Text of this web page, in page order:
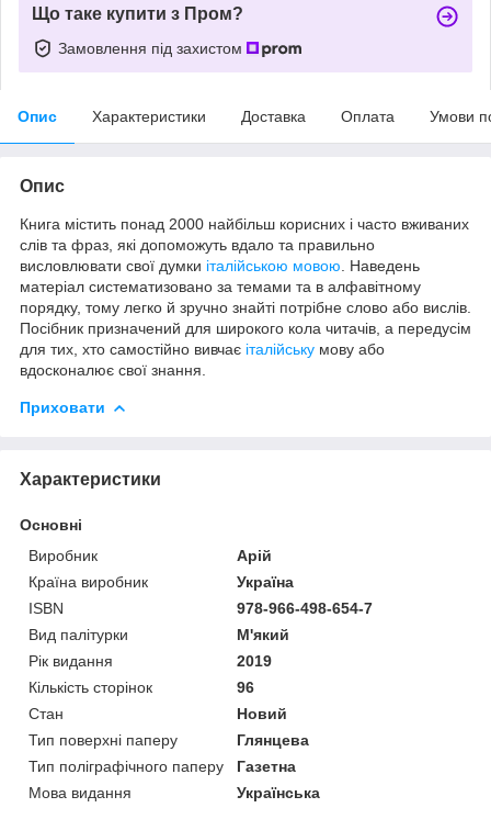
Що таке купити з Пром?
Замовлення під захистом
Опис Характеристики Доставка Оплата Умови
Опис
Книга містить понад 2000 найбільш корисних і часто вживаних
слів та фраз, які допоможуть вдало та правильно
висловлювати свої думки італійською мовою . Наведень
матеріал систематизовано за темами та в алфавітному
порядку, тому легко й зручно знайті потрібне слово або вислів.
Посібник призначений для широкого кола читачів, а передусім
для тих, хто самостійно вивчає італійську мову або
вдосконалює свої знання.
Приховати
Характеристики
Основні
Виробник
Арій
Країна виробник
Україна
ISBN
978-966-498-654-7
Вид палітурки
М'який
Рік видання
2019
Кількість сторінок
96
Стан
Новий
Тип поверхні паперу
Глянцева
Тип поліграфічного паперу
Газетна
Мова видання
Українська